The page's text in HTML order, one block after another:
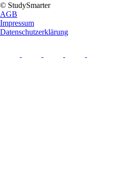
© StudySmarter
AGB
Impressum
Datenschutzerklärung